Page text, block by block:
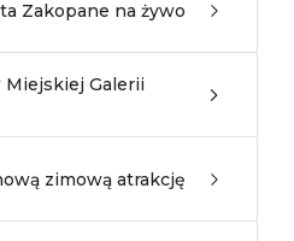
Zakopane na żywo
Galerii
zimową atrakcję